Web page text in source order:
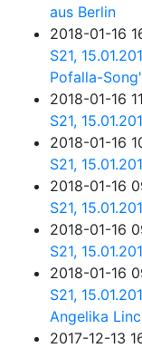
aus Berlin
2018-01-16
S21,
Pofalla-
2018-01-16
S21,
2018-01-16
S21,
2018-01-16
S21,
2018-01-16
S21,
2018-01-16
S21,
Angelika
2017-12-13